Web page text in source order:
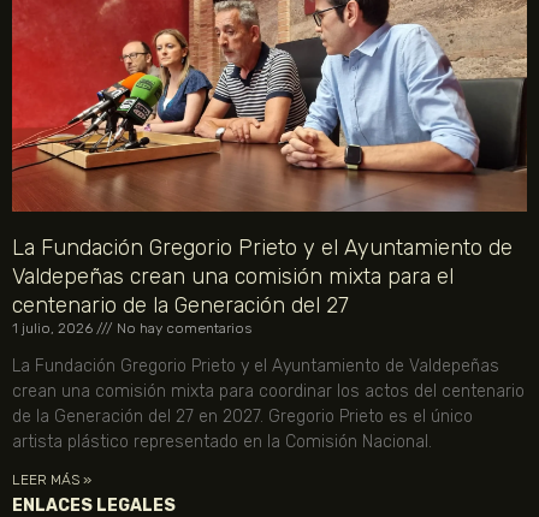
La Fundación Gregorio Prieto y el Ayuntamiento de
Valdepeñas crean una comisión mixta para el
centenario de la Generación del 27
1 julio, 2026 No hay comentarios
La Fundación Gregorio Prieto y el Ayuntamiento de Valdepeñas
crean una comisión mixta para coordinar los actos del centenario
de la Generación del 27 en 2027. Gregorio Prieto es el único
artista plástico representado en la Comisión Nacional.
LEER MÁS »
ENLACES LEGALES